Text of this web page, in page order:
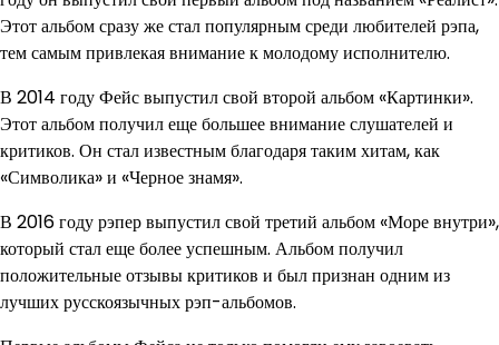
Этот альбом сразу же стал популярным среди любителей рэпа,
тем самым привлекая внимание к молодому исполнителю.
В 2014 году Фейс выпустил свой второй альбом «Картинки».
Этот альбом получил еще большее внимание слушателей и
критиков. Он стал известным благодаря таким хитам, как
«Символика» и «Черное знамя».
В 2016 году рэпер выпустил свой третий альбом «Море внутри»,
который стал еще более успешным. Альбом получил
положительные отзывы критиков и был признан одним из
лучших русскоязычных рэп-альбомов.